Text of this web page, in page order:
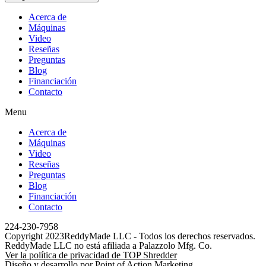
Acerca de
Máquinas
Video
Reseñas
Preguntas
Blog
Financiación
Contacto
Menu
Acerca de
Máquinas
Video
Reseñas
Preguntas
Blog
Financiación
Contacto
224-230-7958
Copyright 2023ReddyMade LLC - Todos los derechos reservados.
ReddyMade LLC no está afiliada a Palazzolo Mfg. Co.
Ver la política de privacidad de TOP Shredder